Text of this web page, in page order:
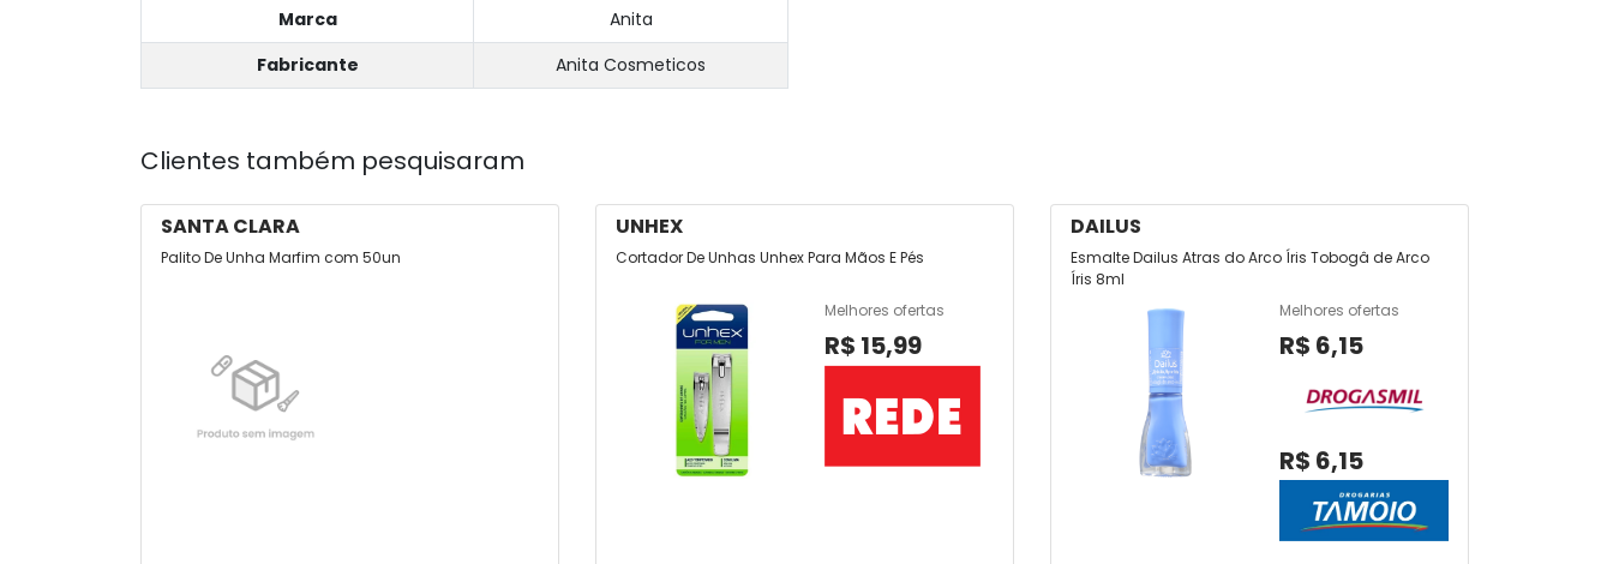
Marca
Anita
Fabricante
Anita Cosmeticos
Clientes também pesquisaram
SANTA CLARA
Palito De Unha Marfim com 50un
UNHEX
Cortador De Unhas Unhex Para Mãos E Pés
Melhores ofertas
R$ 15,99
DAILUS
Esmalte Dailus Atras do Arco Íris Tobogâ de Arco
Íris 8ml
Melhores ofertas
R$ 6,15
R$ 6,15